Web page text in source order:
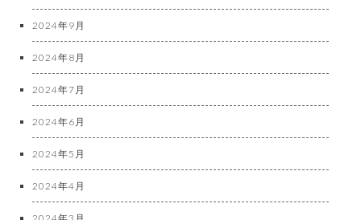
2024年9月
2024年8月
2024年7月
2024年6月
2024年5月
2024年4月